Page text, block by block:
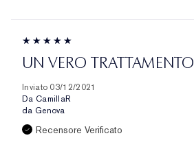
UN VERO TRATTAMENTO
Inviato 03/12/2021
Da CamillaR
da Genova
Recensore Verificato